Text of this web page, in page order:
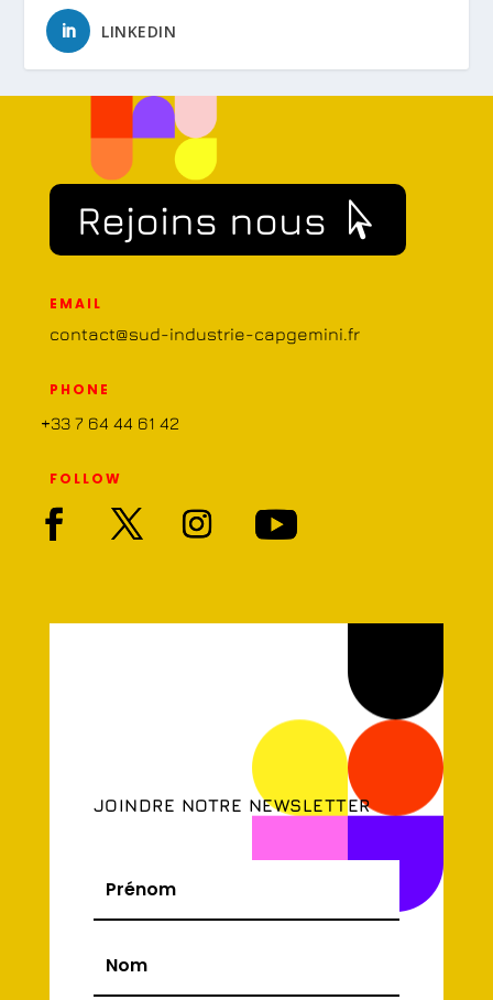
LINKEDIN
Rejoins nous
EMAIL
contact@sud-industrie-capgemini.fr
PHONE
+33 7 64 44 61 42
FOLLOW
JOINDRE NOTRE NEWSLETTER